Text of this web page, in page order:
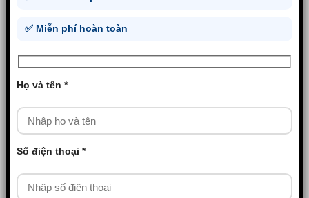
✅ Miễn phí hoàn toàn
Họ và tên *
Số điện thoại *